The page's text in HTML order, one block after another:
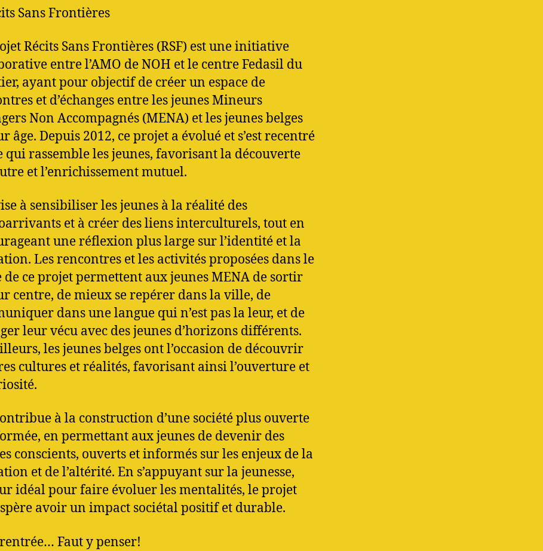
Sans Frontières
Récits Sans Frontières (RSF) est une initiative
entre l’AMO de NOH et le centre Fedasil du
ayant pour objectif de créer un espace de
et d’échanges entre les jeunes Mineurs
Non Accompagnés (MENA) et les jeunes belges
âge. Depuis 2012, ce projet a évolué et s’est recentré
qui rassemble les jeunes, favorisant la découverte
et l’enrichissement mutuel.
à sensibiliser les jeunes à la réalité des
et à créer des liens interculturels, tout en
une réflexion plus large sur l’identité et la
Les rencontres et les activités proposées dans le
de ce projet permettent aux jeunes MENA de sortir
centre, de mieux se repérer dans la ville, de
dans une langue qui n’est pas la leur, et de
leur vécu avec des jeunes d’horizons différents.
les jeunes belges ont l’occasion de découvrir
cultures et réalités, favorisant ainsi l’ouverture et
à la construction d’une société plus ouverte
en permettant aux jeunes de devenir des
conscients, ouverts et informés sur les enjeux de la
et de l’altérité. En s’appuyant sur la jeunesse,
idéal pour faire évoluer les mentalités, le projet
avoir un impact sociétal positif et durable.
Faut y penser!